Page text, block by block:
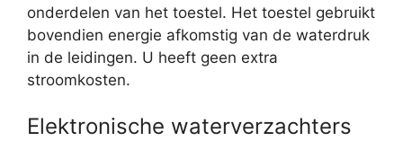
onderdelen van het toestel. Het toestel gebruikt
bovendien energie afkomstig van de waterdruk
in de leidingen. U heeft geen extra
stroomkosten.
Elektronische waterverzachters